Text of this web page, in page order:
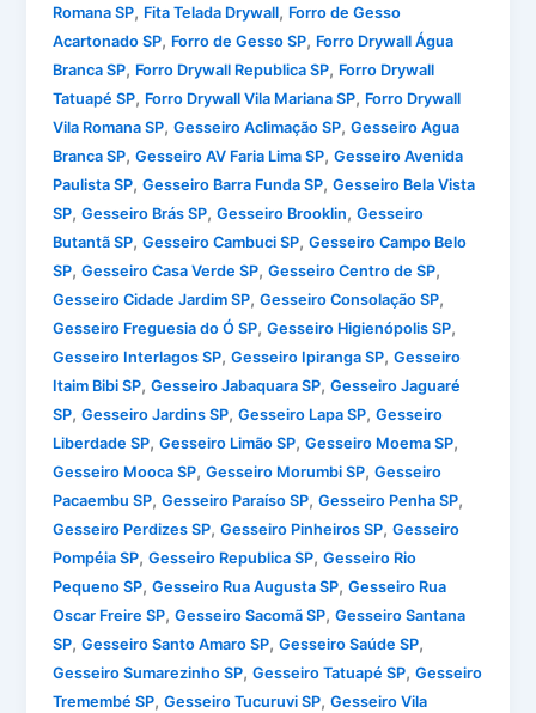
Romana SP, Fita Telada Drywall, Forro de Gesso
Acartonado SP, Forro de Gesso SP, Forro Drywall Água
Branca SP, Forro Drywall Republica SP, Forro Drywall
Tatuapé SP, Forro Drywall Vila Mariana SP, Forro Drywall
Vila Romana SP,Gesseiro Aclimação SP,Gesseiro Agua
Branca SP,Gesseiro AV Faria Lima SP,Gesseiro Avenida
Paulista SP,Gesseiro Barra Funda SP,Gesseiro Bela Vista
SP,Gesseiro Brás SP,Gesseiro Brooklin,Gesseiro
Butantã SP,Gesseiro Cambuci SP,Gesseiro Campo Belo
SP,Gesseiro Casa Verde SP,Gesseiro Centro de SP,
Gesseiro Cidade Jardim SP,Gesseiro Consolação SP,
Gesseiro Freguesia do Ó SP,Gesseiro Higienópolis SP,
Gesseiro Interlagos SP,Gesseiro Ipiranga SP,Gesseiro
Itaim Bibi SP,Gesseiro Jabaquara SP,Gesseiro Jaguaré
SP,Gesseiro Jardins SP,Gesseiro Lapa SP,Gesseiro
Liberdade SP,Gesseiro Limão SP,Gesseiro Moema SP,
Gesseiro Mooca SP,Gesseiro Morumbi SP,Gesseiro
Pacaembu SP,Gesseiro Paraíso SP,Gesseiro Penha SP,
Gesseiro Perdizes SP,Gesseiro Pinheiros SP,Gesseiro
Pompéia SP,Gesseiro Republica SP,Gesseiro Rio
Pequeno SP,Gesseiro Rua Augusta SP,Gesseiro Rua
Oscar Freire SP,Gesseiro Sacomã SP,Gesseiro Santana
SP,Gesseiro Santo Amaro SP,Gesseiro Saúde SP,
Gesseiro Sumarezinho SP,Gesseiro Tatuapé SP,Gesseiro
Tremembé SP,Gesseiro Tucuruvi SP,Gesseiro Vila